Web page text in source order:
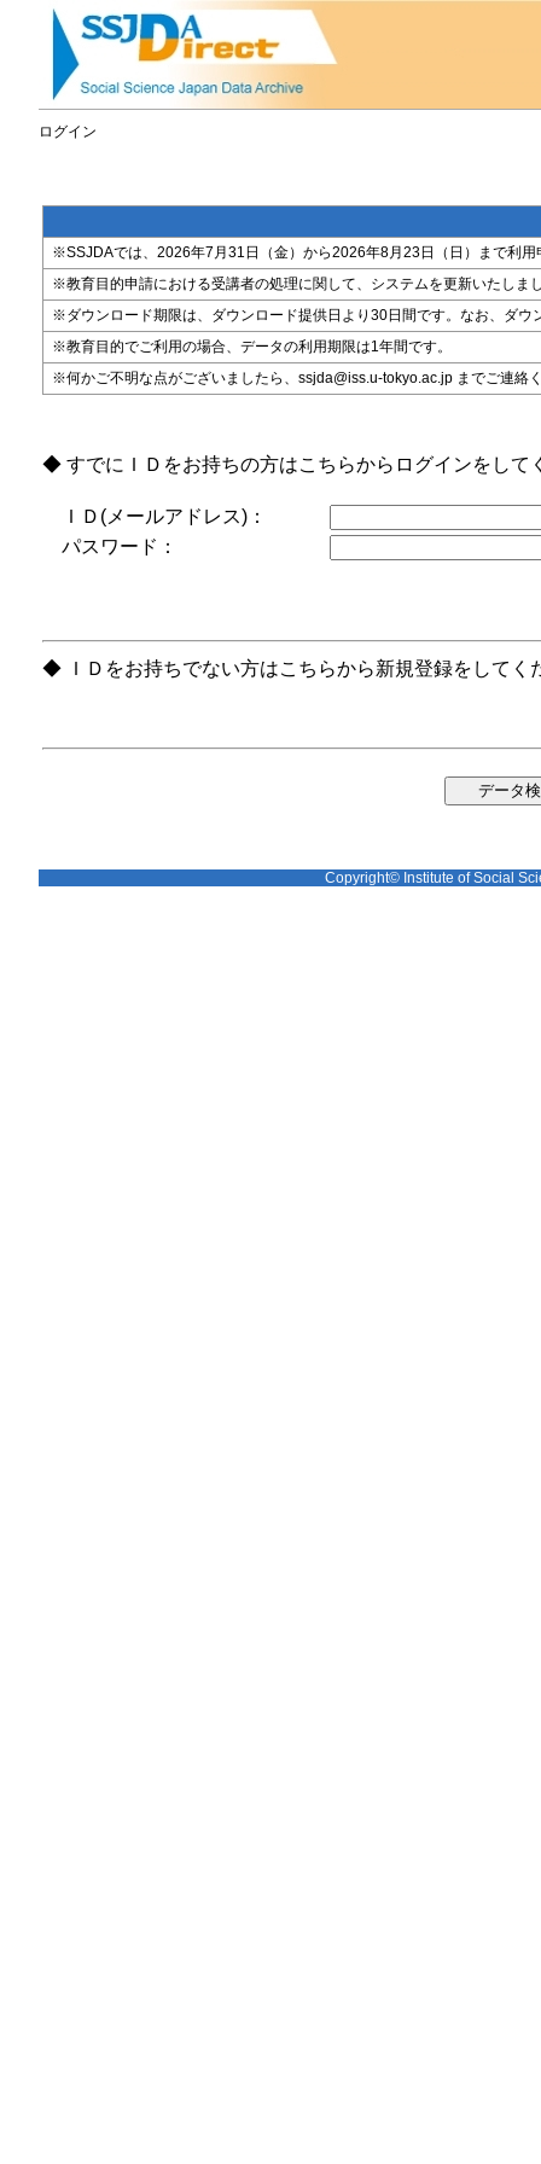
ログイン
※SSJDAでは、2026年7月31日（金）から2026年8月23日（日）まで利
※教育目的申請における受講者の処理に関して、システムを更新いたしま
※ダウンロード期限は、ダウンロード提供日より30日間です。なお、ダ
※教育目的でご利用の場合、データの利用期限は1年間です。
※何かご不明な点がございましたら、ssjda@iss.u-tokyo.ac.jp までご連絡
◆ すでにＩＤをお持ちの方はこちらからログインをして
ＩＤ(メールアドレス)：
パスワード：
◆ ＩＤをお持ちでない方はこちらから新規登録をしてく
Copyright© Institute of Social